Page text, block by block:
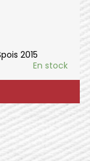
2015
En stock